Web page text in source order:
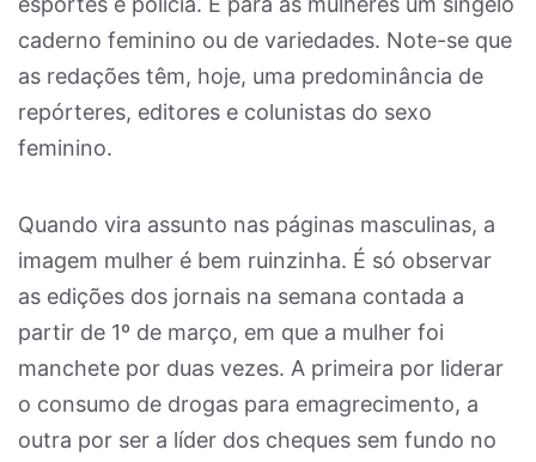
caderno feminino ou de variedades. Note-se que
as redações têm, hoje, uma predominância de
repórteres, editores e colunistas do sexo
feminino.
Quando vira assunto nas páginas masculinas, a
imagem mulher é bem ruinzinha. É só observar
as edições dos jornais na semana contada a
partir de 1º de março, em que a mulher foi
manchete por duas vezes. A primeira por liderar
o consumo de drogas para emagrecimento, a
outra por ser a líder dos cheques sem fundo no